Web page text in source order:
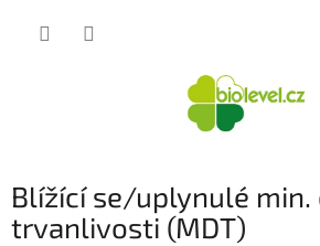
Blížící se/uplynulé min.
trvanlivosti (MDT)